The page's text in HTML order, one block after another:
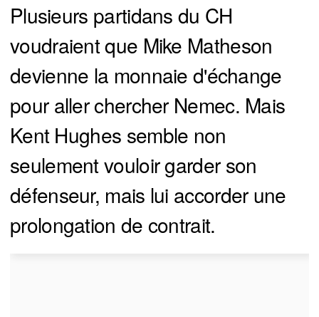
Plusieurs partidans du CH
voudraient que Mike Matheson
devienne la monnaie d'échange
pour aller chercher Nemec. Mais
Kent Hughes semble non
seulement vouloir garder son
défenseur, mais lui accorder une
prolongation de contrait.